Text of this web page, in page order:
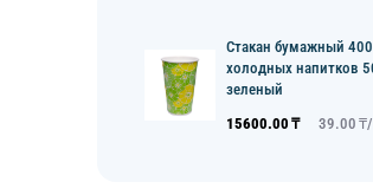
Стакан бумажный
холодных напитков
зеленый
15600.00 ₸ 39.00 ₸/